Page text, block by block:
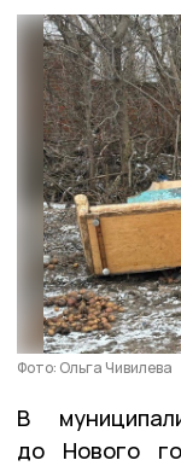
Фото: Ольга Чивилева
В
до Нового